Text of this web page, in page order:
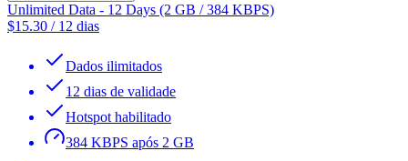
Unlimited Data - 12 Days (2 GB / 384 KBPS)
$15.30 / 12 dias
Dados ilimitados
12 dias de validade
Hotspot habilitado
384 KBPS após 2 GB